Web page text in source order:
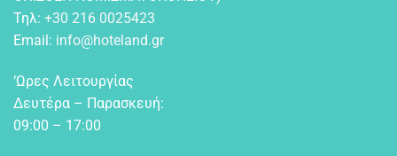
Τηλ: +30 216 0025423
Email: info@hoteland.gr
‘Ωρες Λειτουργίας
Δευτέρα – Παρασκευή:
09:00 – 17:00